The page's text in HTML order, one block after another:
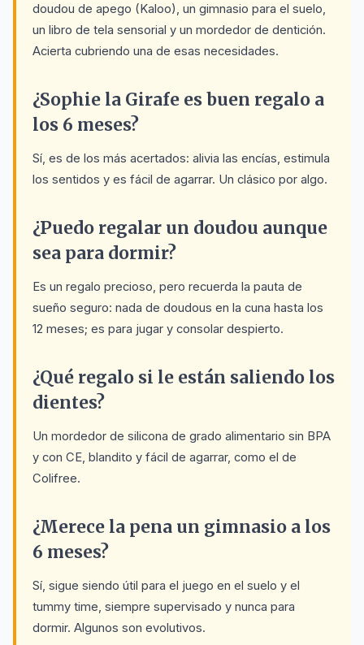
doudou de apego (Kaloo), un gimnasio para el suelo,
un libro de tela sensorial y un mordedor de dentición.
Acierta cubriendo una de esas necesidades.
¿Sophie la Girafe es buen regalo a
los 6 meses?
Sí, es de los más acertados: alivia las encías, estimula
los sentidos y es fácil de agarrar. Un clásico por algo.
¿Puedo regalar un doudou aunque
sea para dormir?
Es un regalo precioso, pero recuerda la pauta de
sueño seguro: nada de doudous en la cuna hasta los
12 meses; es para jugar y consolar despierto.
¿Qué regalo si le están saliendo los
dientes?
Un mordedor de silicona de grado alimentario sin BPA
y con CE, blandito y fácil de agarrar, como el de
Colifree.
¿Merece la pena un gimnasio a los
6 meses?
Sí, sigue siendo útil para el juego en el suelo y el
tummy time, siempre supervisado y nunca para
dormir. Algunos son evolutivos.